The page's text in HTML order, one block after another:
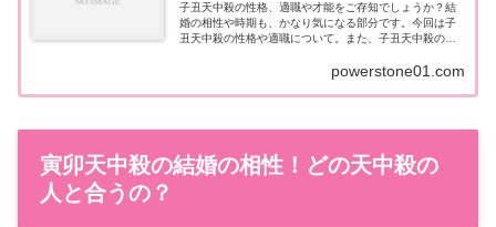
子丑天中殺の性格、適職や才能をご存知でしょうか？結
婚の相性や時期も、かなり気になる部分です。今回は子
丑天中殺の性格や適職について。また、子丑天中殺の方
powerstone01.com
寅卯天中殺の結婚の相性！どの天中殺の
人と合うの？